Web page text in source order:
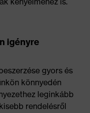
igényre
gyors és
könnyedén
leginkább
rendelésről